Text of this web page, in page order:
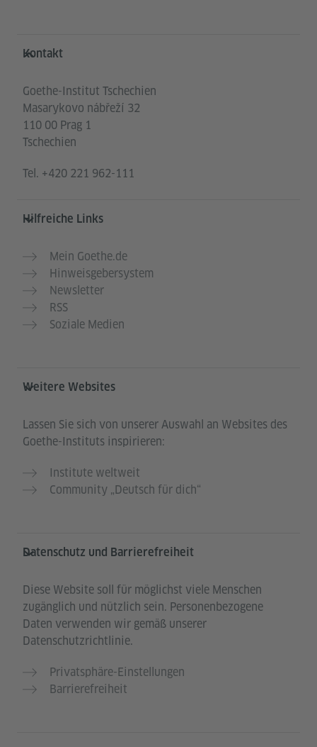
Service- und Informationsbereich
Kontakt
Goethe-Institut Tschechien
Masarykovo nábřeží 32
110 00 Prag 1
Tschechien
Tel. +420 221 962-111
Hilfreiche Links
Mein Goethe.de
Hinweisgebersystem
Newsletter
RSS
Soziale Medien
Weitere Websites
Lassen Sie sich von unserer Auswahl an Websites des
Goethe-Instituts inspirieren:
Institute weltweit
Community „Deutsch für dich“
Datenschutz und Barrierefreiheit
Diese Website soll für möglichst viele Menschen
zugänglich und nützlich sein. Personenbezogene
Daten verwenden wir gemäß unserer
Datenschutzrichtlinie.
Privatsphäre-Einstellungen
Barrierefreiheit